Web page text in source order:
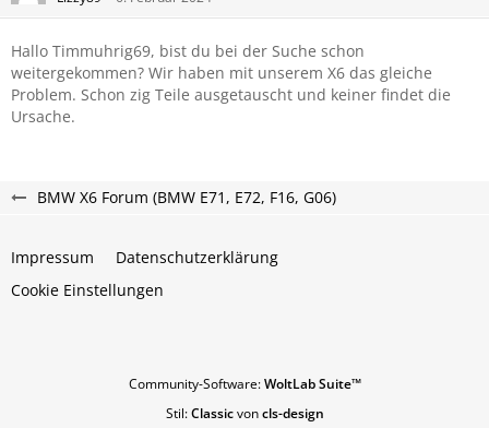
Hallo Timmuhrig69, bist du bei der Suche schon
weitergekommen? Wir haben mit unserem X6 das gleiche
Problem. Schon zig Teile ausgetauscht und keiner findet die
Ursache.
BMW X6 Forum (BMW E71, E72, F16, G06)
Impressum
Datenschutzerklärung
Cookie Einstellungen
Community-Software:WoltLab Suite™
Stil:Classicvoncls-design